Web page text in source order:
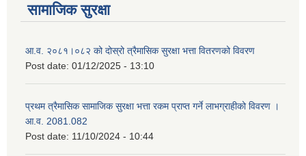
सामाजिक सुरक्षा
आ.व. २०८१।०८२ को दोस्रो त्रैमासिक सुरक्षा भत्ता वितरणको विवरण
Post date: 01/12/2025 - 13:10
प्रथम त्रैमासिक सामाजिक सुरक्षा भत्ता रकम प्राप्त गर्ने लाभग्राहीको विवरण ।
आ.व. 2081.082
Post date: 11/10/2024 - 10:44